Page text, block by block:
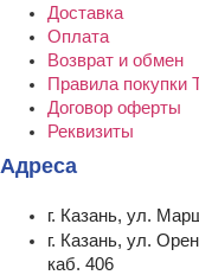
Доставка
Оплата
Возврат и обмен
Правила покупки
Договор оферты
Реквизиты
Адреса
г. Казань, ул.
г. Казань, ул.
каб. 406